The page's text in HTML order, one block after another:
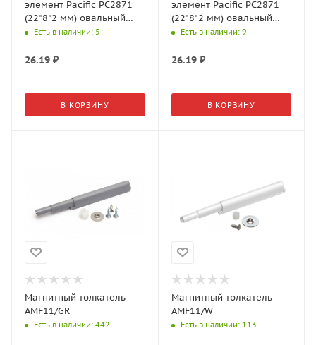
элемент Pacific PC2871
(22*8*2 мм) овальный
(30шт./л), Серый
Есть в наличии: 5
26.19 ₽
В КОРЗИНУ
элемент Pacific PC2871
(22*8*2 мм) овальный
(30шт./л), Черный
Есть в наличии: 9
26.19₽
В КОРЗИНУ
Магнитный толкатель
AMF11/GR
Есть в наличии: 442
Магнитный толкатель
AMF11/W
Есть в наличии: 113